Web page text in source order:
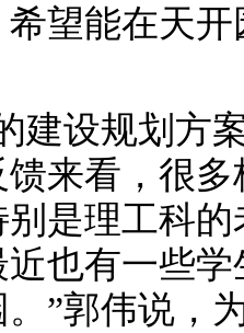
望能在天
设规划方案
馈来看，很
是理工科
也有一些
”郭伟说，